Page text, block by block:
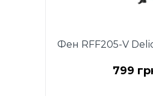
Фен RFF205-V
799